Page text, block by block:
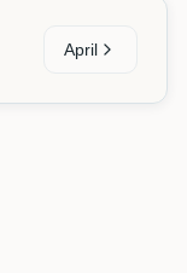
April